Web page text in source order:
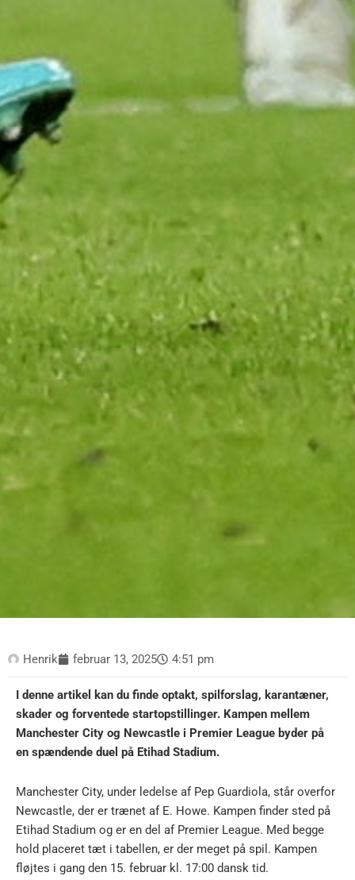
Henrik februar 13, 2025 4:51 pm
I denne artikel kan du finde optakt, spilforslag, karantæner,
skader og forventede startopstillinger. Kampen mellem
Manchester City og Newcastle i Premier League byder på
en spændende duel på Etihad Stadium.
Manchester City, under ledelse af Pep Guardiola, står overfor
Newcastle, der er trænet af E. Howe. Kampen finder sted på
Etihad Stadium og er en del af Premier League. Med begge
hold placeret tæt i tabellen, er der meget på spil. Kampen
fløjtes i gang den 15. februar kl. 17:00 dansk tid.